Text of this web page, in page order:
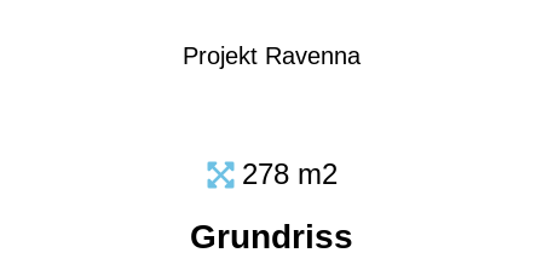
Projekt Ravenna
278 m2
Grundriss